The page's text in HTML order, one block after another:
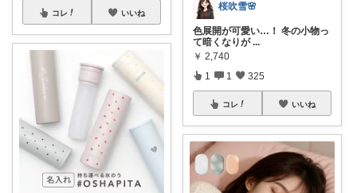
コレ いいね
桜吹雪🌸
色展開が可愛い…！ 冬の小物っ
て暗くなりが ...
￥ 2,740
1 1 325
コレ いいね